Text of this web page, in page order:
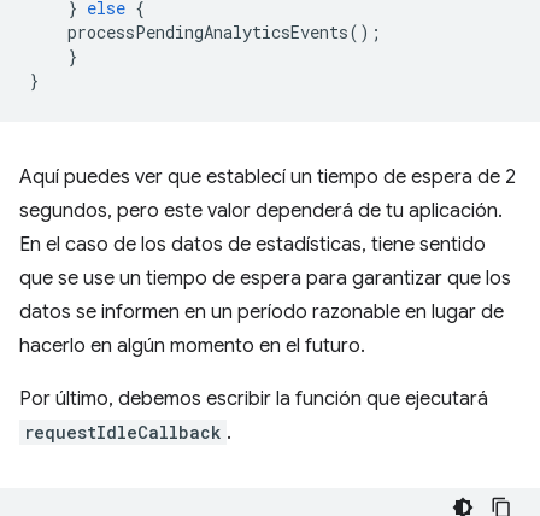
} else {
processPendingAnalyticsEvents();
}
}
Aquí puedes ver que establecí un tiempo de espera de 2
segundos, pero este valor dependerá de tu aplicación.
En el caso de los datos de estadísticas, tiene sentido
que se use un tiempo de espera para garantizar que los
datos se informen en un período razonable en lugar de
hacerlo en algún momento en el futuro.
Por último, debemos escribir la función que ejecutará
requestIdleCallback .